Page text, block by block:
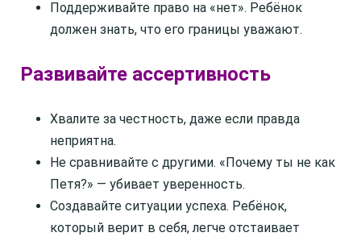
Поддерживайте право на «нет». Ребёнок
должен знать, что его границы уважают.
Развивайте ассертивность
Хвалите за честность, даже если правда
неприятна.
Не сравнивайте с другими. «Почему ты не как
Петя?» — убивает уверенность.
Создавайте ситуации успеха. Ребёнок,
который верит в себя, легче отстаивает